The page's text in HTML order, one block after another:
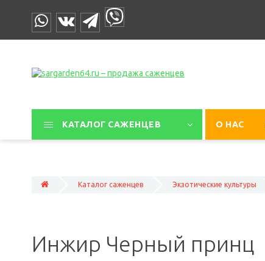
КАТАЛОГ САЖЕНЦЕВ О НАС
Каталог саженцев Экзотические культуры
Инжир Черный принц